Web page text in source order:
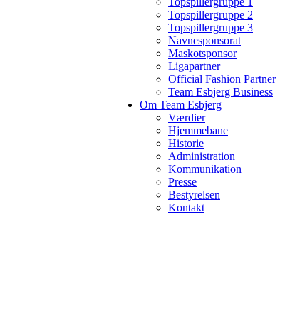
Topspillergruppe 2
Topspillergruppe 3
Navnesponsorat
Maskotsponsor
Ligapartner
Official Fashion Partner
Team Esbjerg Business
Om Team Esbjerg
Værdier
Hjemmebane
Historie
Administration
Kommunikation
Presse
Bestyrelsen
Kontakt